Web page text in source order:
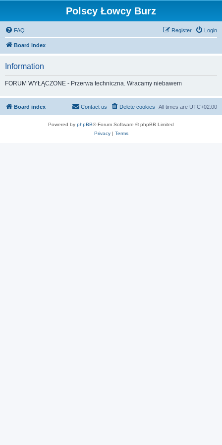
Polscy Łowcy Burz
FAQ Login
Register
Board index
Information
FORUM WYŁĄCZONE - Przerwa techniczna. Wracamy niebawem
Board index All times are UTC+02:00
Delete cookies
Contact us
Powered by phpBB® Forum Software © phpBB Limited
Privacy| Terms